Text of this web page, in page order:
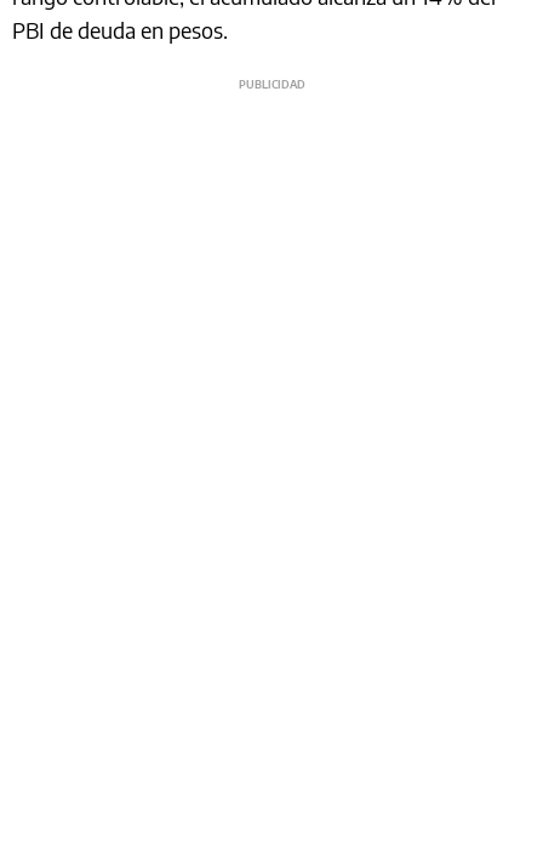
PBI de deuda en pesos.